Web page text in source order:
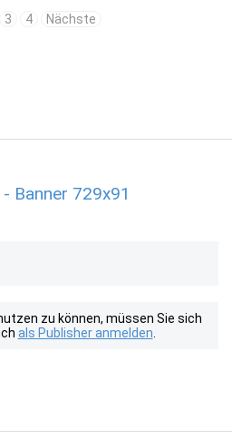
3 4 Nächste
Banner 729x91
zu können, müssen Sie sich
als Publisher anmelden